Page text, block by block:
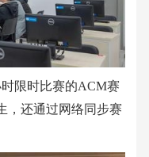
限时比赛的ACM赛
，还通过网络同步赛